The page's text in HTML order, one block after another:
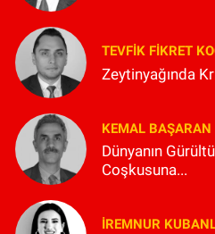
TEVFIK FIKRET
Zeytinyağında
KEMAL BAŞARAN
Dünyanın
Coşkusuna...
İREMNUR